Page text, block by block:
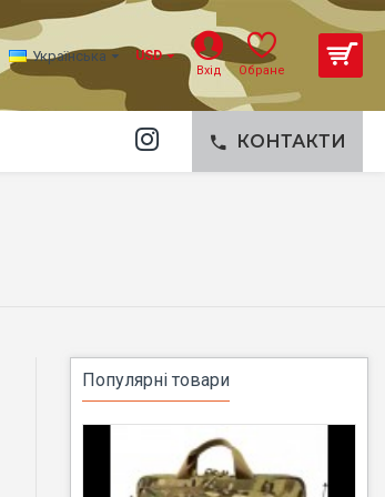
Українська USD
Вхід Обране
КОНТАКТИ
Популярні товари